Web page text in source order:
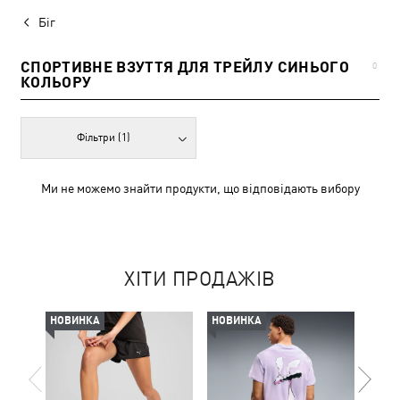
Біг
СПОРТИВНЕ ВЗУТТЯ ДЛЯ ТРЕЙЛУ СИНЬОГО
КОЛЬОРУ
0
Фільтри (1)
Ми не можемо знайти продукти, що відповідають вибору
ХІТИ ПРОДАЖІВ
НОВИНКА НОВИНКА